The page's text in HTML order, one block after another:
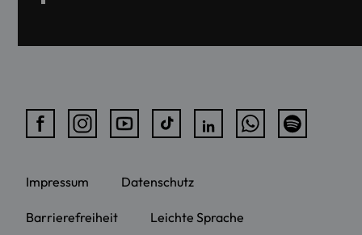
Impressum Datenschutz
Barrierefreiheit Leichte Sprache